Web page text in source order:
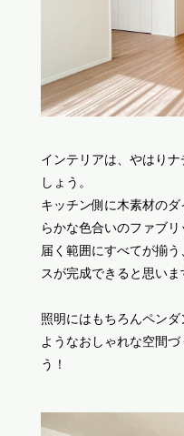
インテリアは、やはり
しょう。
キッチン側に木素材の
らかな色合いのファブ
届く範囲にすべてが揃
スが完成できると思いま
照明にはもちろんペン
ようなおしゃれな空間
う！